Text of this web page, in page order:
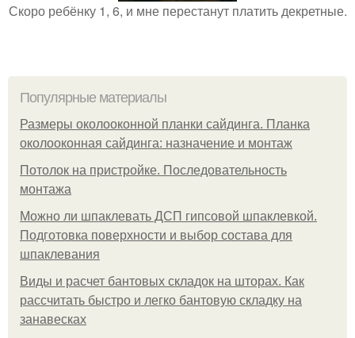
Скоро ребёнку 1, 6, и мне перестанут платить декретные.
Популярные материалы
Размеры околооконной планки сайдинга. Планка
околооконная сайдинга: назначение и монтаж
Потолок на пристройке. Последовательность
монтажа
Можно ли шпаклевать ДСП гипсовой шпаклевкой.
Подготовка поверхности и выбор состава для
шпаклевания
Виды и расчет бантовых складок на шторах. Как
рассчитать быстро и легко бантовую складку на
занавесках